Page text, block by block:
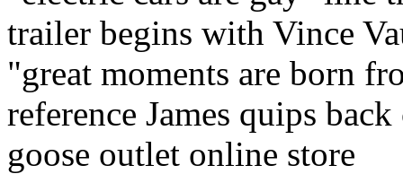
trailer begins with Vince
"great moments are born
reference James quips
goose outlet online store